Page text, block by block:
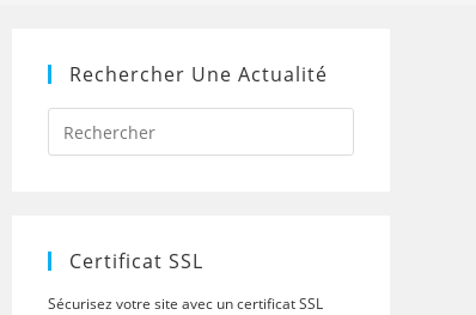
Rechercher Une Actualité
Press
to
Certificat SSL
Sécurisez votre site avec un certificat SSL